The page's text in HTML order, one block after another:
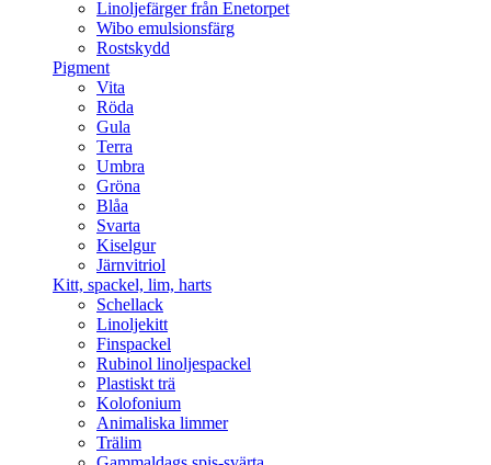
Linoljefärger från Enetorpet
Wibo emulsionsfärg
Rostskydd
Pigment
Vita
Röda
Gula
Terra
Umbra
Gröna
Blåa
Svarta
Kiselgur
Järnvitriol
Kitt, spackel, lim, harts
Schellack
Linoljekitt
Finspackel
Rubinol linoljespackel
Plastiskt trä
Kolofonium
Animaliska limmer
Trälim